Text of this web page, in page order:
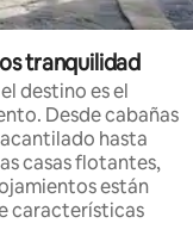
tranquilidad
destino es el
Desde cabañas
hasta
casas flotantes,
están
características